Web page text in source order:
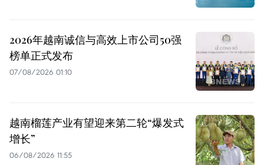
2026年越南诚信与高效上市公司50强
榜单正式发布
07/08/2026 01:10
越南榴莲产业有望迎来第二轮“爆发式
增长”
06/08/2026 11:55